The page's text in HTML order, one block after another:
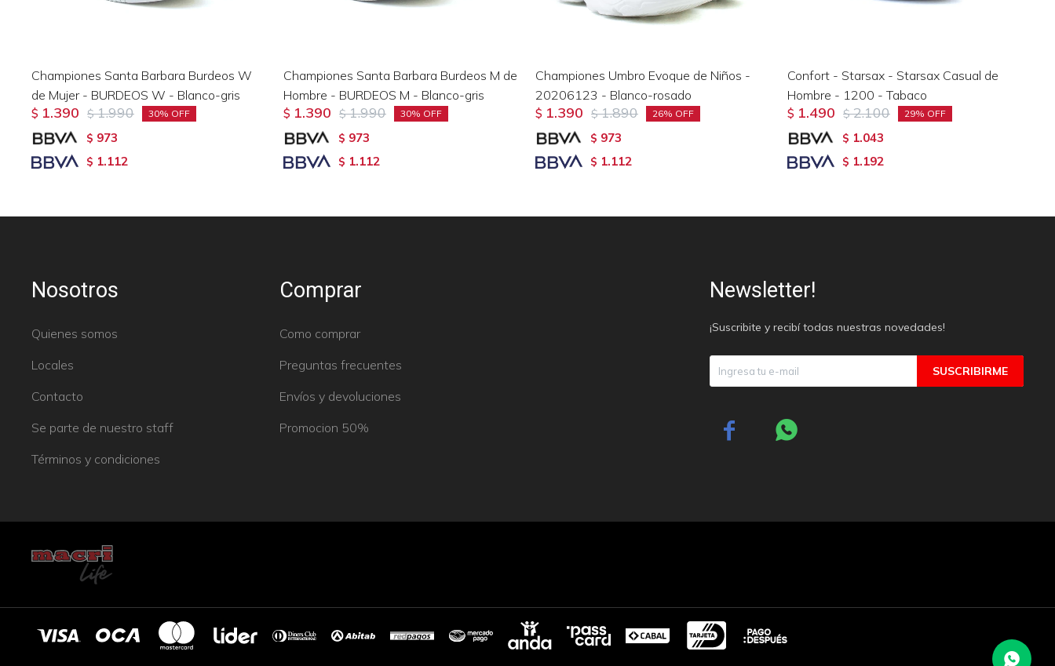
Championes Santa Barbara Burdeos W
de Mujer - BURDEOS W - Blanco-gris
$ 1.390 $ 1.990 30
$ 973
$ 1.112
Championes Santa Barbara Burdeos M de
Hombre - BURDEOS M - Blanco-gris
$ 1.390 $ 1.990 30
$ 973
$ 1.112
Championes Umbro Evoque de Niños -
20206123 - Blanco-rosado
$ 1.390 $ 1.890 26
$ 973
$ 1.112
Confort - Starsax - Starsax Casual de
Hombre - 1200 - Tabaco
$ 1.490 $ 2.100 29
$ 1.043
$ 1.192
Nosotros
Quienes somos
Locales
Contacto
Se parte de nuestro staff
Términos y condiciones
Comprar
Como comprar
Preguntas frecuentes
Envíos y devoluciones
Promocion 50%
Newsletter!
¡Suscribite y recibí todas nuestras novedades!
SUSCRIBIRME
 